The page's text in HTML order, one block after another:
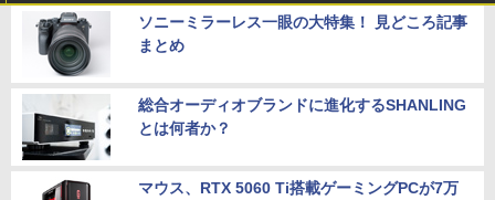
ソニーミラーレス一眼の大特集！ 見どころ記事
まとめ
総合オーディオブランドに進化するSHANLING
とは何者か？
マウス、RTX 5060 Ti搭載ゲーミングPCが7万